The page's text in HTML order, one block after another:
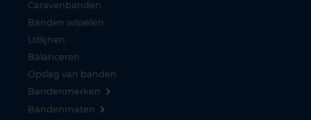
Caravanbanden
Banden wisselen
Uitlijnen
Balanceren
Opslag van banden
Bandenmerken
Bandenmaten